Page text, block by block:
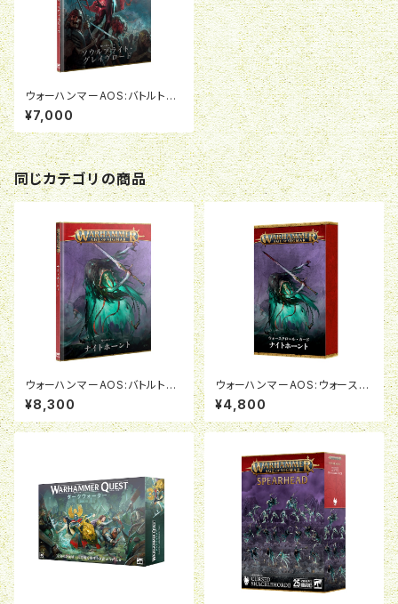
ウォーハンマーAOS:バトルトー
ム:ソウルブライト・グレイヴロー
ド（日本語版）
¥7,000
同じカテゴリの商品
ウォーハンマーAOS:バトルトー
ム:ナイトホーント(日本語版)
¥8,300
ウォーハンマーAOS:ウォースク
ロールカード:ナイトホーント(日
本語版)
¥4,800